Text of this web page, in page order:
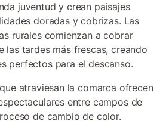
juventud y crean paisajes
doradas y cobrizas. Las
rurales comienzan a cobrar
las tardes más frescas, creando
perfectos para el descanso.
atraviesan la comarca ofrecen
entre campos de
de cambio de color.